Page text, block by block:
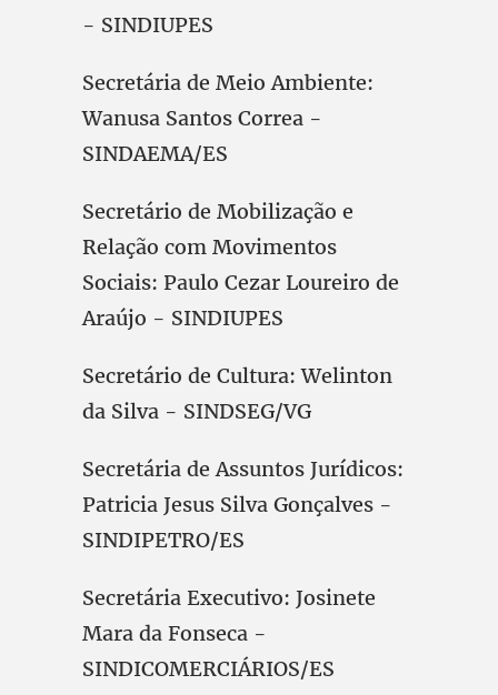
- SINDIUPES
Secretária de Meio Ambiente:
Wanusa Santos Correa -
SINDAEMA/ES
Secretário de Mobilização e
Relação com Movimentos
Sociais: Paulo Cezar Loureiro de
Araújo - SINDIUPES
Secretário de Cultura: Welinton
da Silva - SINDSEG/VG
Secretária de Assuntos Jurídicos:
Patricia Jesus Silva Gonçalves -
SINDIPETRO/ES
Secretária Executivo: Josinete
Mara da Fonseca -
SINDICOMERCIÁRIOS/ES